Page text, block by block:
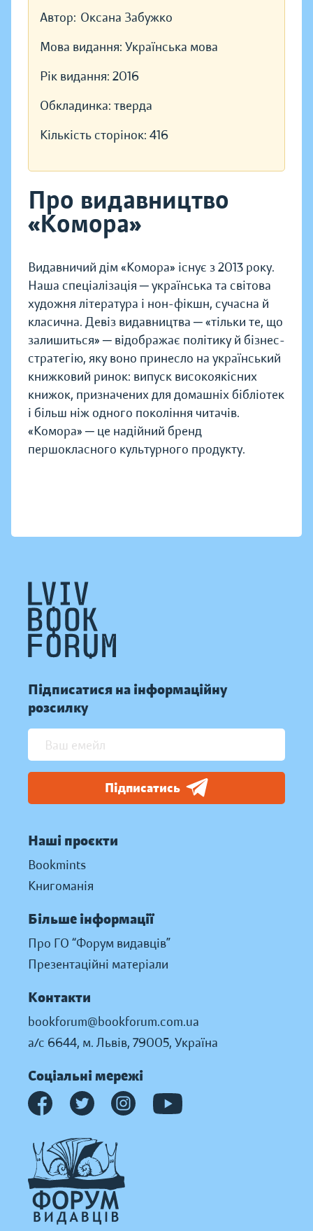
Автор: Оксана Забужко
Мова видання: Українська мова
Рік видання: 2016
Обкладинка: тверда
Кількість сторінок: 416
Про видавництво
«Комора»
Видавничий дім «Комора» існує з 2013 року.
Наша спеціалізація ─ українська та світова
художня література і нон-фікшн, сучасна й
класична. Девіз видавництва ─ «тільки те, що
залишиться» ─ відображає політику й бізнес-
стратегію, яку воно принесло на український
книжковий ринок: випуск високоякісних
книжок, призначених для домашніх бібліотек
і більш ніж одного покоління читачів.
«Комора» ─ це надійний бренд
першокласного культурного продукту.
Підписатися на інформаційну
розсилку
Підписатись
Наші проєкти
Bookmints
Книгоманія
Більше інформації
Про ГО “Форум видавців”
Презентаційні матеріали
Контакти
bookforum@bookforum.com.ua
а/с 6644, м. Львів, 79005, Україна
Соціальні мережі